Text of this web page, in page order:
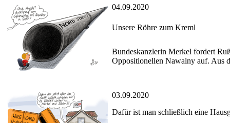
04.09.2020
Unsere Röhre zum Kreml
Bundeskanzlerin Merkel fordert
Oppositionellen Nawalny auf. Aus
03.09.2020
Dafür ist man schließlich eine